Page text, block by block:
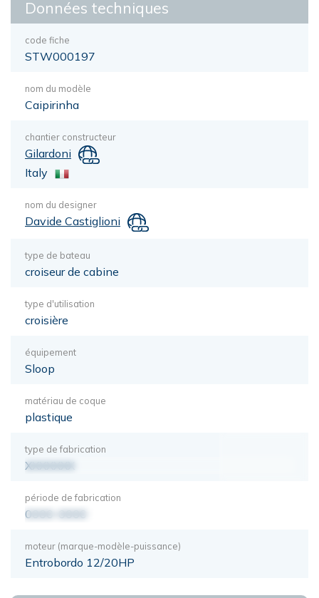
Données techniques
code fiche
STW000197
nom du modèle
Caipirinha
chantier constructeur
Gilardoni
Italy
nom du designer
Davide Castiglioni
type de bateau
croiseur de cabine
type d'utilisation
croisière
équipement
Sloop
matériau de coque
plastique
type de fabrication
XXXXXXX
période de fabrication
0000-0000
moteur (marque-modèle-puissance)
Entrobordo 12/20HP